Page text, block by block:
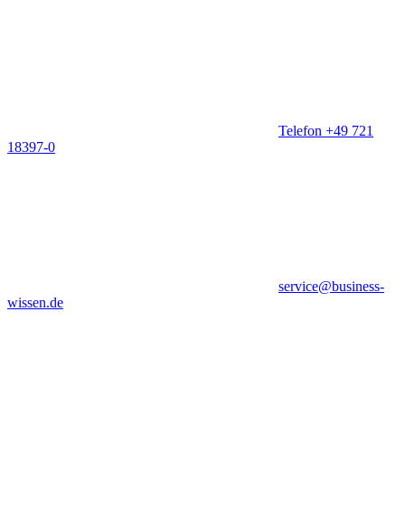
Telefon +49 721
18397-0
service@business-
wissen.de